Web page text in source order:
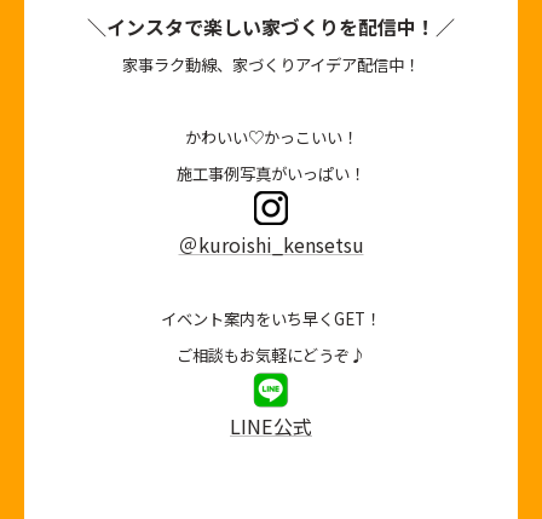
＼インスタで楽しい家づくりを配信中！／
家事ラク動線、家づくりアイデア配信中！
かわいい♡かっこいい！
施工事例写真がいっぱい！
＠kuroishi_kensetsu
イベント案内をいち早くGET！
ご相談もお気軽にどうぞ♪
LINE公式